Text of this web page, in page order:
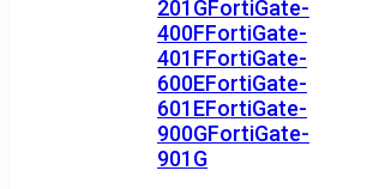
201GFortiGate-
400FFortiGate-
401FFortiGate-
600EFortiGate-
601EFortiGate-
900GFortiGate-
901G